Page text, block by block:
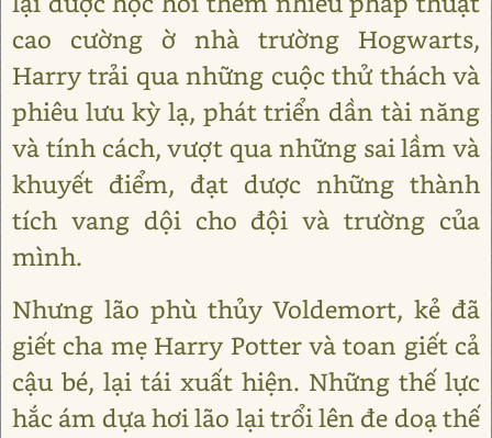
cao cường ờ nhà trường Hogwarts,
Harry trải qua những cuộc thử thách và
phiêu lưu kỳ lạ, phát triển dần tài năng
và tính cách, vượt qua những sai lầm và
khuyết điểm, đạt dược những thành
tích vang dội cho đội và trường của
mình.
Nhưng lão phù thủy Voldemort, kẻ đã
giết cha mẹ Harry Potter và toan giết cả
cậu bé, lại tái xuất hiện. Những thế lực
hắc ám dựa hơi lão lại trổi lên đe doạ thế